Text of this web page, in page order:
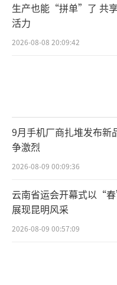
生产也能“拼单”了 共
活力
2026-08-08 20:09:42
9月手机厂商扎堆发布新
争激烈
2026-08-09 00:09:36
云南省运会开幕式以“
展现昆明风采
2026-08-09 00:57:09